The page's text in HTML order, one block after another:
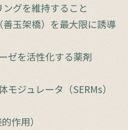
グを維持すること
玉架橋）を最大限に誘導
ゼを活性化する薬剤
モジュレータ（SERMs）
作用）